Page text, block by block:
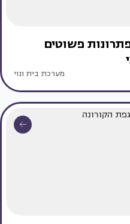
פשוטים
מערכת בית ונוי